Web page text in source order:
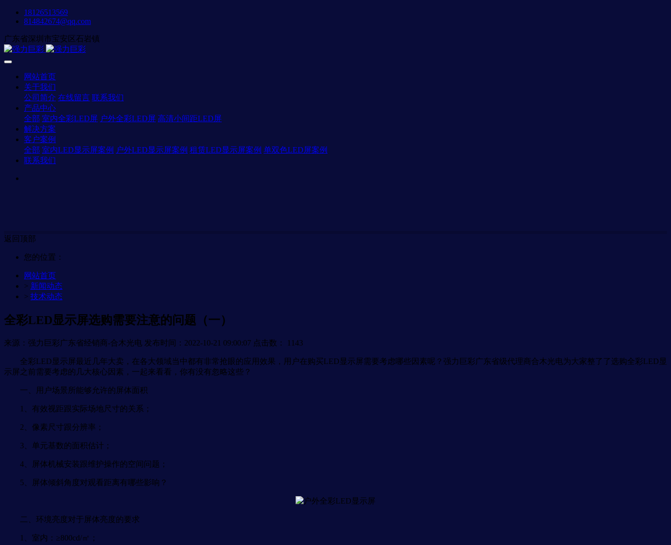
18126513569
814842674@qq.com
广东省深圳市宝安区石岩镇
网站首页
关于我们
公司简介 在线留言 联系我们
产品中心
全部 室内全彩LED屏 户外全彩LED屏 高清小间距LED屏
解决方案
客户案例
全部 室内LED显示屏案例 户外LED显示屏案例 租赁LED显示屏案例 单双色LED屏案例
联系我们
返回顶部
您的位置：
网站首页
> 新闻动态
> 技术动态
全彩LED显示屏选购需要注意的问题（一）
来源：强力巨彩广东省经销商-合木光电 发布时间：2022-10-21 09:00:07 点击数： 1143
全彩LED显示屏最近几年大卖，在各大领域当中都有非常抢眼的应用效果，用户在购买LED显示屏需要考虑哪些因素呢？强力巨彩广东省级代理商合木光电为大家整了了选购全彩LED显
示屏之前需要考虑的几大核心因素，一起来看看，你有没有忽略这些？
一、用户场景所能够允许的屏体面积
1、有效视距跟实际场地尺寸的关系；
2、像素尺寸跟分辨率；
3、单元基数的面积估计；
4、屏体机械安装跟维护操作的空间问题；
5、屏体倾斜角度对观看距离有哪些影响？
二、环境亮度对于屏体亮度的要求
1、室内：≥800cd/㎡；